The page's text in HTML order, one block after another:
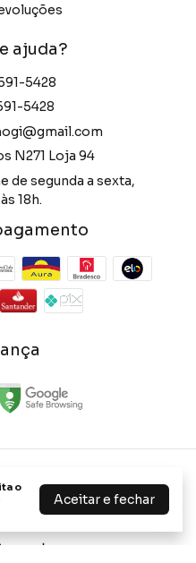
o
Aceitar e fechar
ajuda?
5428
5428
N271 Loja 94
de segunda a sexta,
18h.
Shop
Todos os direitos